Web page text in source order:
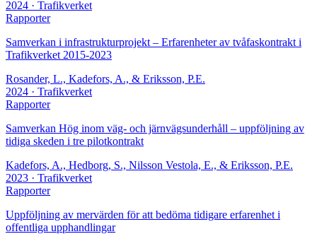
2024 · Trafikverket
Rapporter
Samverkan i infrastrukturprojekt – Erfarenheter av tvåfaskontrakt i
Trafikverket 2015-2023
Rosander, L., Kadefors, A., & Eriksson, P.E.
2024 · Trafikverket
Rapporter
Samverkan Hög inom väg- och järnvägsunderhåll – uppföljning av
tidiga skeden i tre pilotkontrakt
Kadefors, A., Hedborg, S., Nilsson Vestola, E., & Eriksson, P.E.
2023 · Trafikverket
Rapporter
Uppföljning av mervärden för att bedöma tidigare erfarenhet i
offentliga upphandlingar